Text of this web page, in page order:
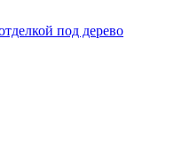
под дерево